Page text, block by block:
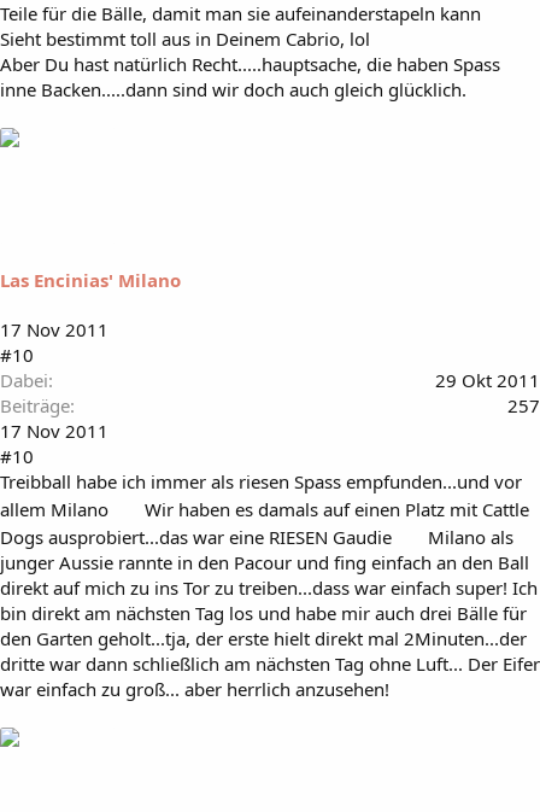
Teile für die Bälle, damit man sie aufeinanderstapeln kann
Sieht bestimmt toll aus in Deinem Cabrio, lol
Aber Du hast natürlich Recht.....hauptsache, die haben Spass
inne Backen.....dann sind wir doch auch gleich glücklich.
Las Encinias' Milano
17 Nov 2011
#10
Dabei
29 Okt 2011
Beiträge
257
17 Nov 2011
#10
Treibball habe ich immer als riesen Spass empfunden...und vor
allem Milano
Wir haben es damals auf einen Platz mit Cattle
Dogs ausprobiert...das war eine RIESEN Gaudie
Milano als
junger Aussie rannte in den Pacour und fing einfach an den Ball
direkt auf mich zu ins Tor zu treiben...dass war einfach super! Ich
bin direkt am nächsten Tag los und habe mir auch drei Bälle für
den Garten geholt...tja, der erste hielt direkt mal 2Minuten...der
dritte war dann schließlich am nächsten Tag ohne Luft... Der Eifer
war einfach zu groß... aber herrlich anzusehen!